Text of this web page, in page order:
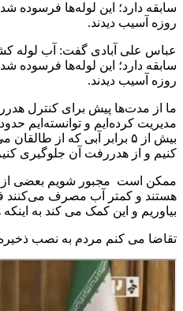
روزه آسیب دیدند.
روزه آسیب دیدند.
ما از مدت‌ها پیش برای کنترل
بیش از ۵ برابر آبی که از
کنیم و از هدررفت آن جلوگیری
ممکن است مجبور شویم بعضی
هستند و کمتر آب مصرف می‌کنند
بیاوریم و این کمک می کند به
تقاضا می کنم مردم به نصب